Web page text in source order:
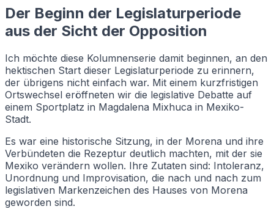
Der Beginn der Legislaturperiode
aus der Sicht der Opposition
Ich möchte diese Kolumnenserie damit beginnen, an den
hektischen Start dieser Legislaturperiode zu erinnern,
der übrigens nicht einfach war. Mit einem kurzfristigen
Ortswechsel eröffneten wir die legislative Debatte auf
einem Sportplatz in Magdalena Mixhuca in Mexiko-
Stadt.
Es war eine historische Sitzung, in der Morena und ihre
Verbündeten die Rezeptur deutlich machten, mit der sie
Mexiko verändern wollen. Ihre Zutaten sind: Intoleranz,
Unordnung und Improvisation, die nach und nach zum
legislativen Markenzeichen des Hauses von Morena
geworden sind.